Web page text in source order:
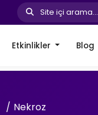
Site içi arama...
Etkinlikler Blog
Nekroz